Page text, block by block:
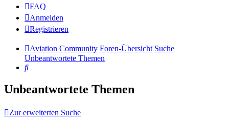
FAQ
Anmelden
Registrieren
Aviation Community Foren-Übersicht Suche
Unbeantwortete Themen
Suche
Unbeantwortete Themen
Zur erweiterten Suche